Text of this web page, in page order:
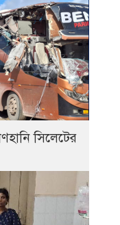
সিলেটের